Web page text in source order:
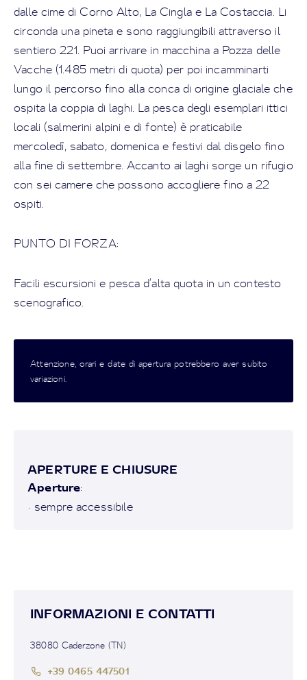
dalle cime di Corno Alto, La Cingla e La Costaccia. Li
circonda una pineta e sono raggiungibili attraverso il
sentiero 221. Puoi arrivare in macchina a Pozza delle
Vacche (1.485 metri di quota) per poi incamminarti
lungo il percorso fino alla conca di origine glaciale che
ospita la coppia di laghi. La pesca degli esemplari ittici
locali (salmerini alpini e di fonte) è praticabile
mercoledì, sabato, domenica e festivi dal disgelo fino
alla fine di settembre. Accanto ai laghi sorge un rifugio
con sei camere che possono accogliere fino a 22
ospiti.
PUNTO DI FORZA:
Facili escursioni e pesca d’alta quota in un contesto
scenografico.
Attenzione, orari e date di apertura potrebbero aver subito
variazioni.
APERTURE E CHIUSURE
Aperture:
• sempre accessibile
INFORMAZIONI E CONTATTI
38080 Caderzone (TN)
+39 0465 447501